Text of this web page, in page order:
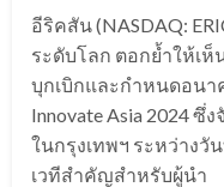
อีริคสัน (NASDAQ:
ระดับโลก ตอกย้ำให้เ
บุกเบิกและกำหนดอนา
Innovate Asia 2024
ในกรุงเทพฯ ระหว่างวั
เวทีสำคัญสำหรับผู้นำ